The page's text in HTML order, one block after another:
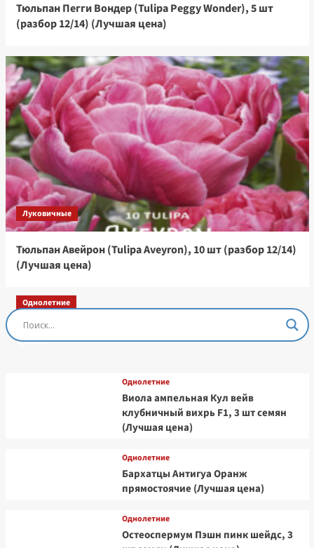
Тюльпан Пегги Вондер (Tulipa Peggy Wonder), 5 шт
(разбор 12/14) (Лучшая цена)
Луковичные
Тюльпан Авейрон (Tulipa Aveyron), 10 шт (разбор 12/14)
(Лучшая цена)
Однолетние
Остеоспермум Пэшн Роуз, 3 шт семян (Лучшая
цена)
Однолетние
Виола ампельная Кул вейв
клубничный вихрь F1, 3 шт семян
(Лучшая цена)
Однолетние
Бархатцы Антигуа Оранж
прямостоячие (Лучшая цена)
Однолетние
Остеоспермум Пэшн пинк шейдс, 3